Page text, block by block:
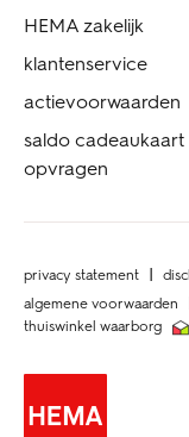
HEMA zakelijk
klantenservice
actievoorwaarden
saldo cadeaukaart
opvragen
privacy statement
algemene voorwaarden
thuiswinkel waarborg